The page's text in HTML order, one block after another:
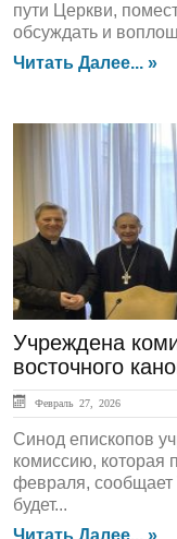
пути Церкви,
обсуждать и
Читать Далее... »
ЛЕНТА
Учреждена
восточного
Февраль 27, 2026
Синод епископов
комиссию, которая
февраля, сообщает
будет...
Читать Далее... »